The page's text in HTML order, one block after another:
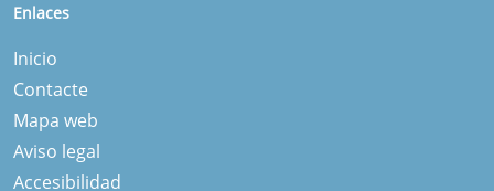
Enlaces
Inicio
Contacte
Mapa web
Aviso legal
Accesibilidad